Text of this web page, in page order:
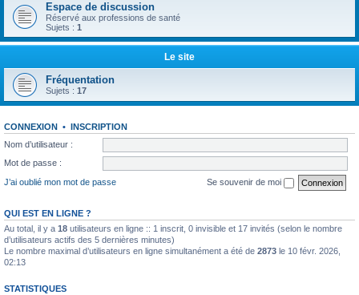
Espace de discussion
Réservé aux professions de santé
Sujets : 1
Le site
Fréquentation
Sujets : 17
CONNEXION • INSCRIPTION
Nom d’utilisateur :
Mot de passe :
J’ai oublié mon mot de passe
Se souvenir de moi
QUI EST EN LIGNE ?
Au total, il y a 18 utilisateurs en ligne :: 1 inscrit, 0 invisible et 17 invités (selon le nombre
d’utilisateurs actifs des 5 dernières minutes)
Le nombre maximal d’utilisateurs en ligne simultanément a été de 2873 le 10 févr. 2026,
02:13
STATISTIQUES